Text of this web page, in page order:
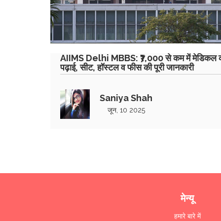
AIIMS Delhi MBBS: ₹7,000 से कम में मेडिकल
पढ़ाई, सीट, हॉस्टल व फीस की पूरी जानकारी
Saniya Shah
जून, 10 2025
मेन्यू
हमारे बारे में